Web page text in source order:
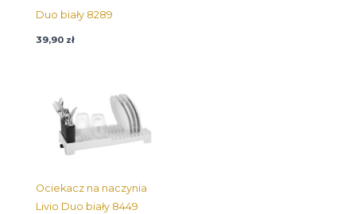
Duo biały 8289
39,90 zł
Ociekacz na naczynia
Livio Duo biały 8449